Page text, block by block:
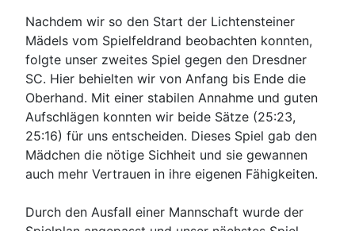
Nachdem wir so den Start der Lichtensteiner
Mädels vom Spielfeldrand beobachten konnten,
folgte unser zweites Spiel gegen den Dresdner
SC. Hier behielten wir von Anfang bis Ende die
Oberhand. Mit einer stabilen Annahme und guten
Aufschlägen konnten wir beide Sätze (25:23,
25:16) für uns entscheiden. Dieses Spiel gab den
Mädchen die nötige Sichheit und sie gewannen
auch mehr Vertrauen in ihre eigenen Fähigkeiten.
Durch den Ausfall einer Mannschaft wurde der